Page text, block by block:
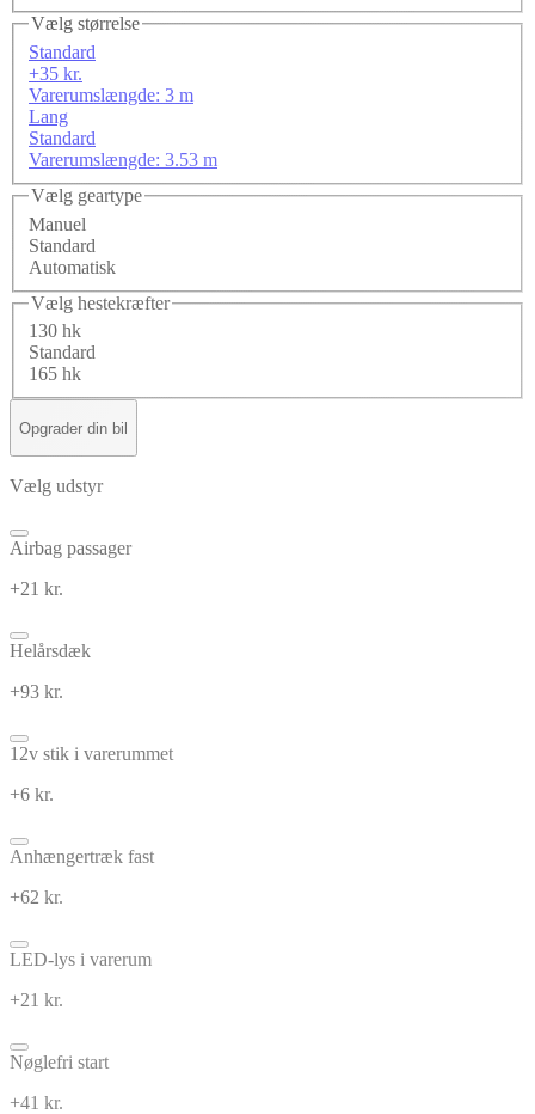
Vælg størrelse
Standard
+35 kr.
Varerumslængde: 3 m
Lang
Standard
Varerumslængde: 3.53 m
Vælg geartype
Manuel
Standard
Automatisk
Vælg hestekræfter
130 hk
Standard
165 hk
Opgrader din bil
Vælg udstyr
Airbag passager
+21 kr.
Helårsdæk
+93 kr.
12v stik i varerummet
+6 kr.
Anhængertræk fast
+62 kr.
LED-lys i varerum
+21 kr.
Nøglefri start
+41 kr.